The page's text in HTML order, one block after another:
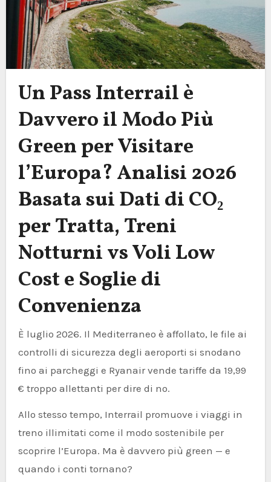
Un Pass Interrail è
Davvero il Modo Più
Green per Visitare
l’Europa? Analisi 2026
Basata sui Dati di CO₂
per Tratta, Treni
Notturni vs Voli Low
Cost e Soglie di
Convenienza
È luglio 2026. Il Mediterraneo è affollato, le file ai
controlli di sicurezza degli aeroporti si snodano
fino ai parcheggi e Ryanair vende tariffe da 19,99
€ troppo allettanti per dire di no.
Allo stesso tempo, Interrail promuove i viaggi in
treno illimitati come il modo sostenibile per
scoprire l’Europa. Ma è davvero più green — e
quando i conti tornano?